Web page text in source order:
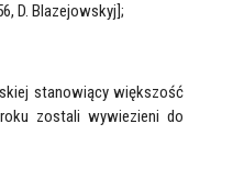
D. Blazejowskyj];
stanowiący większość
zostali wywiezieni do